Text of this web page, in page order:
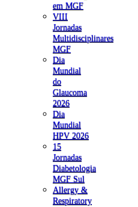
em MGF
VIII
Jornadas
Multidisciplinares
MGF
Dia
Mundial
do
Glaucoma
2026
Dia
Mundial
HPV 2026
15
Jornadas
Diabetologia
MGF Sul
Allergy &
Respiratory